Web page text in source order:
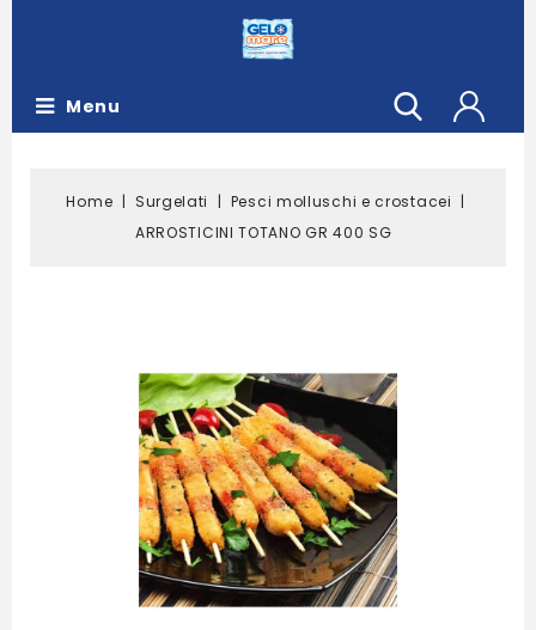
Menu
Home Surgelati
Pesci molluschi e crostacei
ARROSTICINI TOTANO GR 400 SG